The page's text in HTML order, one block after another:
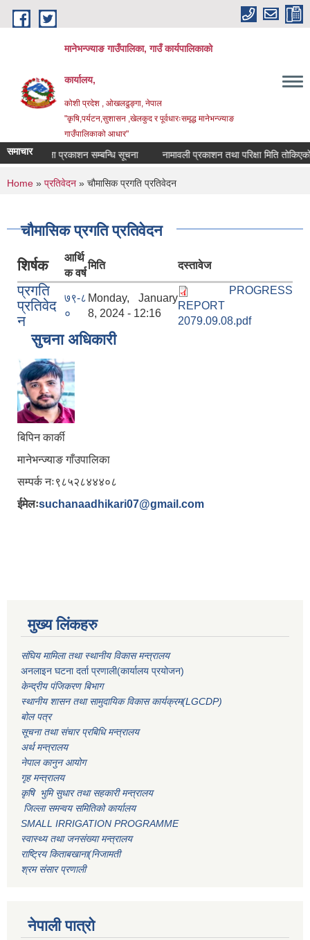
Skip to main content
मानेभन्ज्याङ गाउँपालिका, गाउँ कार्यपालिकाको
कार्यालय,
कोशी प्रदेश , ओखलढुङ्गा, नेपाल
"कृषि,पर्यटन,सुशासन ,खेलकुद र पूर्वधारःसमृद्ध मानेभन्ज्याङ
गाउँपालिकाको आधार"
समाचारनतिजा प्रकाशन सम्बन्धि सूचना नामावली प्रकाशन तथा परिक्षा मिति तोकिएको
You are here
Home » प्रतिवेदन » चौमासिक प्रगति प्रतिवेदन
चौमासिक प्रगति प्रतिवेदन
शिर्षक
आर्थि
क वर्ष
मिति दस्तावेज
प्रगति
प्रतिवेद
न
७९-८
०
Monday, January
8, 2024 - 12:16
PROGRESS
REPORT
2079.09.08.pdf
सुचना अधिकारी
बिपिन कार्की
मानेभन्ज्याङ गाँउपालिका
सम्पर्क नः९८५२८४४४०८
ईमेलःsuchanaadhikari07@gmail.com
मुख्य लिंकहरु
संघिय मामिला तथा स्थानीय विकास मन्त्रालय
अनलाइन घटना दर्ता प्रणाली(कार्यालय प्रयोजन)
केन्द्रीय पंजिकरण बिभाग
स्थानीय शासन तथा सामुदायिक विकास कार्यक्रम(LGCDP)
बोल पत्र
सूचना तथा संचार प्रबिधि मन्त्रालय
अर्थ मन्त्रालय
नेपाल कानुन आयोग
गृह मन्त्रालय
कृषि भुमि सुधार तथा सहकारी मन्त्रालय
जिल्ला समन्वय समितिको कार्यालय
SMALL IRRIGATION PROGRAMME
स्वास्थ्य तथा जनसंख्या मन्त्रालय
राष्ट्रिय किताबखाना(निजामती
श्रम संसार प्रणाली
नेपाली पात्रो